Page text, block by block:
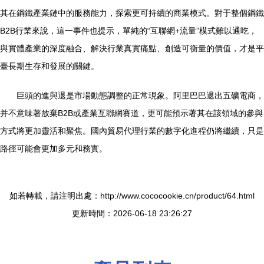
其在鋼鐵產業鏈中的服務能力，探索更可持續的商業模式。對于整個鋼鐵
B2B行業來說，這一事件也提示，單純的“互聯網+流量”模式難以通吃，
與實體產業的深度融合、解決行業真實痛點、創造可衡量的價值，才是平
臺長期生存和發展的關鍵。
巨頭的進與退是市場動態調整的正常現象。阿里巴巴退出五礦電商，
并不意味著放棄B2B或產業互聯網賽道，更可能預示著其在該領域的參與
方式將更加靈活和聚焦。國內貿易代理行業的數字化進程仍將繼續，只是
路徑可能會更加多元和務實。
如若轉載，請注明出處：http://www.cococookie.cn/product/64.html
更新時間：2026-06-18 23:26:27